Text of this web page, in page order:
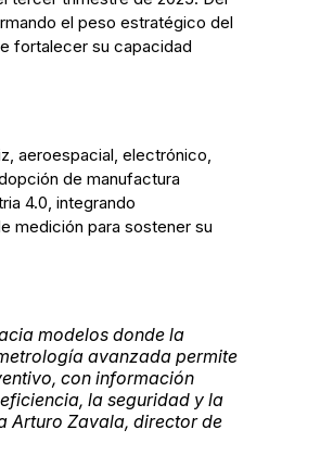
el peso estratégico del
fortalecer su capacidad
aeroespacial, electrónico,
de manufactura
4.0, integrando
medición para sostener su
modelos donde la
avanzada permite
con información
la seguridad y la
Arturo Zavala, director de